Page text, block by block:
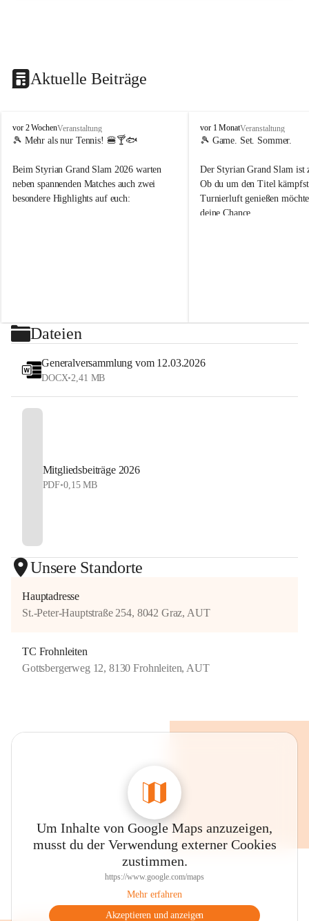
Aktuelle Beiträge
d
o
t
n
.
vor 2 WochenVeranstaltung
🎾 Mehr als nur Tennis! 🍔🍸🐟
Beim Styrian Grand Slam 2026 warten
neben spannenden Matches auch zwei
besondere Highlights auf euch:
⏰ Nennschluss: 27. Juli 2026, 23:59 Uhr
Jetzt anmelden und Tennis, Kulinarik und
Sommerstimmung erleben!
d
o
t
e
n
.
t
vor 1 MonatVeranstaltung
🎾 Game. Set. Sommer.
Der Styrian Grand Slam ist
Ob du um den Titel
Turnierluft genießen
deine Chance.
#StyrianGrandSlam
#allyouneedisballs
Dateien
Generalversammlung vom 12.03.2026
DOCX•2,41 MB
Mitgliedsbeiträge 2026
PDF•0,15 MB
Unsere Standorte
Hauptadresse
St.-Peter-Hauptstraße 254, 8042 Graz, AUT
TC Frohnleiten
Gottsbergerweg 12, 8130 Frohnleiten, AUT
Um Inhalte von Google Maps anzuzeigen,
musst du der Verwendung externer Cookies
zustimmen.
https://www.google.com/maps
Mehr erfahren
Akzeptieren und anzeigen